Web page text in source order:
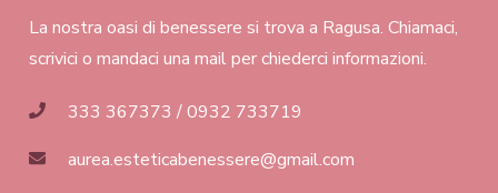
La nostra oasi di benessere si trova a Ragusa. Chiamaci,
scrivici o mandaci una mail per chiederci informazioni.
333 367373 / 0932 733719
aurea.esteticabenessere@gmail.com